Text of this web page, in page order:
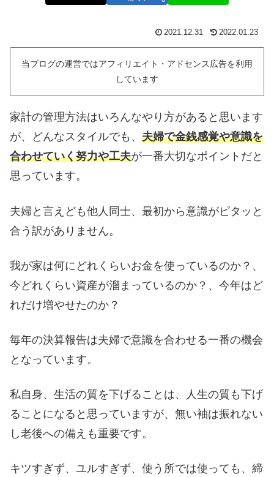
2021.12.31 2022.01.23
当ブログの運営ではアフィリエイト・アドセンス広告を利用
しています
家計の管理方法はいろんなやり方があると思います
が、どんなスタイルでも、 夫婦で金銭感覚や意識を
合わせていく努力や工夫が一番大切なポイントだと
思っています。
夫婦と言えども他人同士、最初から意識がピタッと
合う訳がありません。
我が家は何にどれくらいお金を使っているのか？、
今どれくらい資産が溜まっているのか？、今年はど
れだけ増やせたのか？
毎年の決算報告は夫婦で意識を合わせる一番の機会
となっています。
私自身、生活の質を下げることは、人生の質も下げ
ることになると思っていますが、無い袖は振れない
し老後への備えも重要です。
キツすぎず、ユルすぎず、使う所では使っても、締